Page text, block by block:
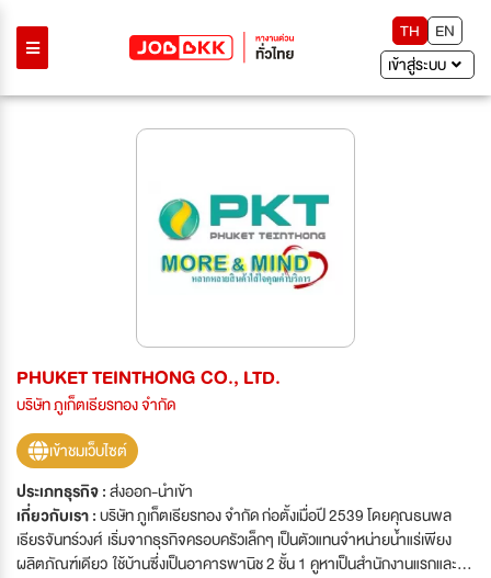
TH
EN
เข้าสู่ระบบ
PHUKET TEINTHONG CO., LTD.
บริษัท ภูเก็ตเธียรทอง จำกัด
เข้าชมเว็บไซต์
ประเภทธุรกิจ :ส่งออก-นำเข้า
เกี่ยวกับเรา :บริษัท ภูเก็ตเธียรทอง จำกัด ก่อตั้งเมื่อปี 2539 โดยคุณธนพล
เธียรจันทร์วงศ์ เริ่มจากธุรกิจครอบครัวเล็กๆ เป็นตัวแทนจำหน่ายน้ำแร่เพียง
ผลิตภัณฑ์เดียว ใช้บ้านซึ่งเป็นอาคารพานิช 2 ชั้น 1 คูหาเป็นสำนักงานแรกและ